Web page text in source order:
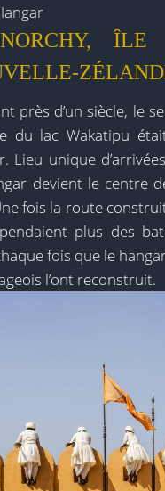
près d’un siècle, le
du lac Wakatipu
Lieu unique
devient le centre
fois la route
plus des
fois que le
l’ont reconstruit.